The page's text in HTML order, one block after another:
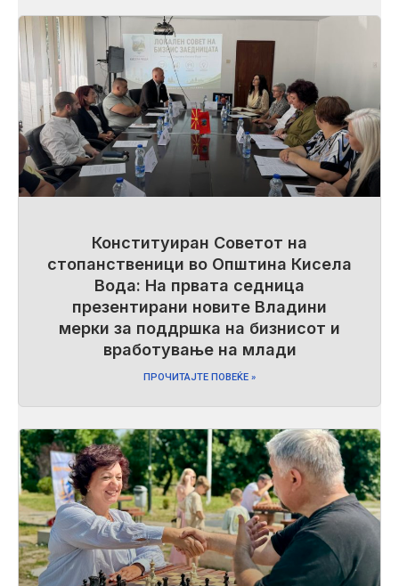
Конституиран Советот на
стопанственици во Општина Кисела
Вода: На првата седница
презентирани новите Владини
мерки за поддршка на бизнисот и
вработување на млади
ПРОЧИТАЈТЕ ПОВЕЌЕ »